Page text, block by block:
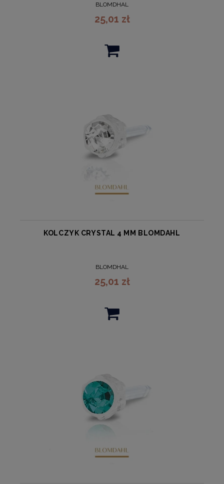
BLOMDHAL
25,01 zł
KOLCZYK CRYSTAL 4 MM BLOMDAHL
BLOMDHAL
25,01 zł